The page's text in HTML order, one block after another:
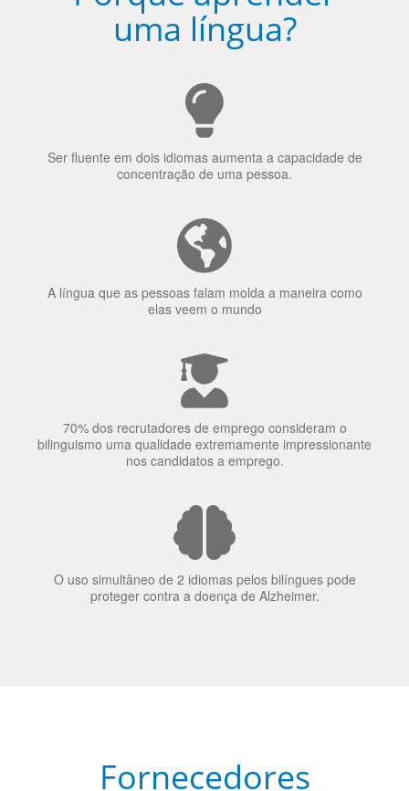
Porquê aprender
uma língua?
concentração de uma pessoa.
elas veem o mundo
70% dos recrutadores de emprego consideram o
nos candidatos a emprego.